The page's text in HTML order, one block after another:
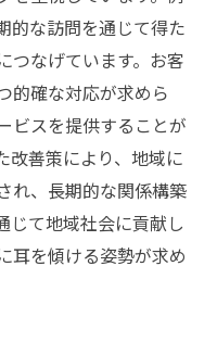
的な訪問を通じて得た
つなげています。お客
的確な対応が求めら
ビスを提供することが
改善策により、地域に
れ、長期的な関係構築
じて地域社会に貢献し
耳を傾ける姿勢が求め